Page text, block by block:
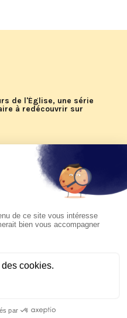
de l'Église, une série
à redécouvrir sur
d'été 2026 de KTO
du pape Léon
à suivre sur KTO le
Uruguay, Argentine et
17 novembre 2026